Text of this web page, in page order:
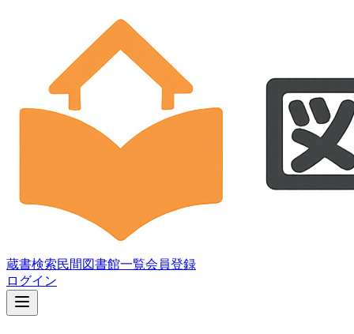
蔵書検索民間図書館一覧会員登録
ログイン